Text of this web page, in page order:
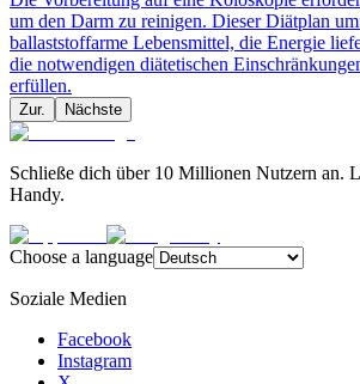
um den Darm zu reinigen. Dieser Diätplan
ballaststoffarme Lebensmittel, die Energie
die notwendigen diätetischen
erfüllen.
Zur. Nächste
Schließe dich über 10 Millionen Nutzern an.
Handy.
Choose a language
Soziale Medien
Facebook
Instagram